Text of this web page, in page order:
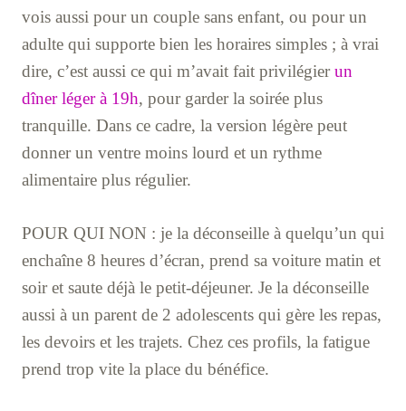
vois aussi pour un couple sans enfant, ou pour un
adulte qui supporte bien les horaires simples ; à vrai
dire, c’est aussi ce qui m’avait fait privilégierun
dîner léger à 19h, pour garder la soirée plus
tranquille. Dans ce cadre, la version légère peut
donner un ventre moins lourd et un rythme
alimentaire plus régulier.
POUR QUI NON : je la déconseille à quelqu’un qui
enchaîne 8 heures d’écran, prend sa voiture matin et
soir et saute déjà le petit-déjeuner. Je la déconseille
aussi à un parent de 2 adolescents qui gère les repas,
les devoirs et les trajets. Chez ces profils, la fatigue
prend trop vite la place du bénéfice.